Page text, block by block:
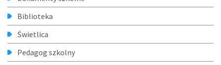
Biblioteka
Świetlica
Pedagog szkolny